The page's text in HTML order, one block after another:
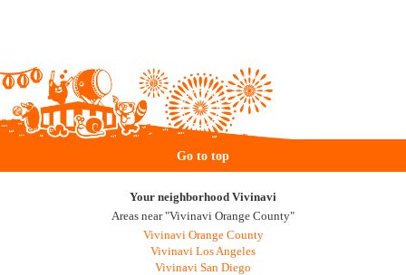
Go to top
Your neighborhood Vivinavi
Areas near "Vivinavi Orange County"
Vivinavi Orange County
Vivinavi Los Angeles
Vivinavi San Diego